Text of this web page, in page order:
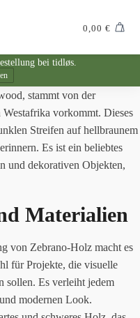
0,00 €
bei tidløs.
stammt von der
vorkommt. Dieses
Streifen auf hellbraunem
Es ist ein beliebtes
und dekorativen Objekten,
Materialien
von Zebrano-Holz macht es
für Projekte, die visuelle
sollen. Es verleiht jedem
modernen Look.